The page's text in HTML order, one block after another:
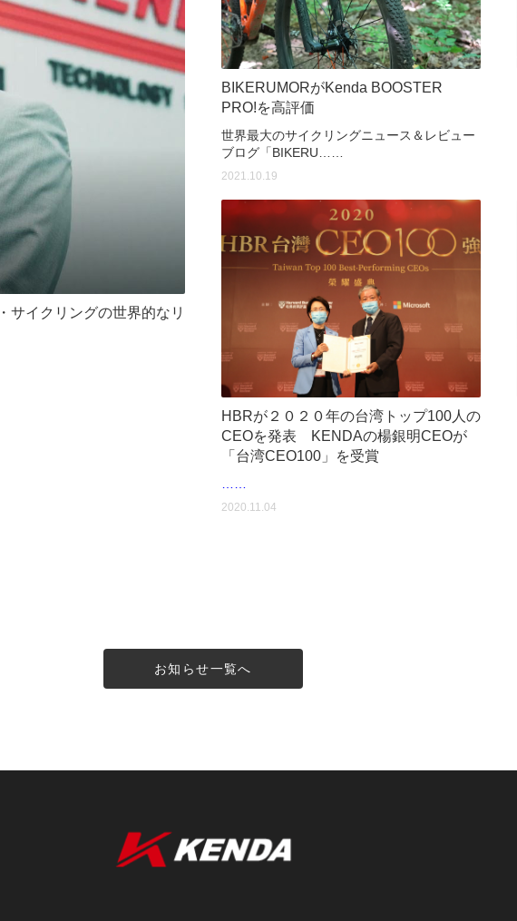
サイクリングの世界的なリ
BIKERUMORがKenda BOOSTER
PRO!を高評価
世界最大のサイクリングニュース＆レビュー
ブログ「BIKERU……
2021.10.19
HBRが２０２０年の台湾トップ100人の
CEOを発表 KENDAの楊銀明CEOが
「台湾CEO100」を受賞
2020.11.04
お知らせ一覧へ